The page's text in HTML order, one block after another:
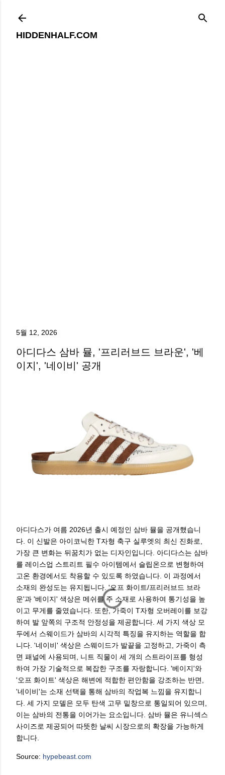
HIDDENHALF.COM
5월 12, 2026
아디다스 삼바 뮬, '프리러브드 브라운', '베
이지', '네이비' 공개
아디다스가 여름 2026년 출시 예정인 삼바 뮬을 공개했습니
다. 이 신발은 아이코닉한 T자형 축구 실루엣의 최신 진화로,
가장 큰 변화는 뒤꿈치가 없는 디자인입니다. 아디다스는 삼바
를 레이스업 스트리트 필수 아이템에서 슬립온으로 변형하여
고온 환경에서도 착용할 수 있도록 하였습니다. 이 과정에서
소재의 완성도는 유지됩니다. '오프 화이트/프리러브드 브라
운'과 '베이지' 색상은 메쉬를 주 소재로 사용하여 통기성을 높
이고 무게를 줄였습니다. 또한, 가죽이 T자형 오버레이를 보강
하여 발 앞쪽의 구조적 안정성을 제공합니다. 세 가지 색상 모
두에서 스웨이드가 삼바의 시각적 특징을 유지하는 역할을 합
니다. '네이비' 색상은 스웨이드가 발끝을 고정하고, 가죽이 측
면 패널에 사용되며, 니트 직물이 세 개의 스트라이프를 형성
하여 가장 기술적으로 복잡한 구조를 자랑합니다. '베이지'와
'오프 화이트' 색상은 해변에 적합한 편안함을 강조하는 반면,
'네이비'는 소재 선택을 통해 삼바의 작업복 느낌을 유지합니
다. 세 가지 모델은 모두 탄색 고무 밑창으로 통일되어 있으며,
이는 삼바의 전통을 이어가는 요소입니다. 삼바 뮬은 유니섹스
사이즈로 제공되어 따뜻한 날씨 시장으로의 확장을 가능하게
합니다.
Source: hypebeast.com